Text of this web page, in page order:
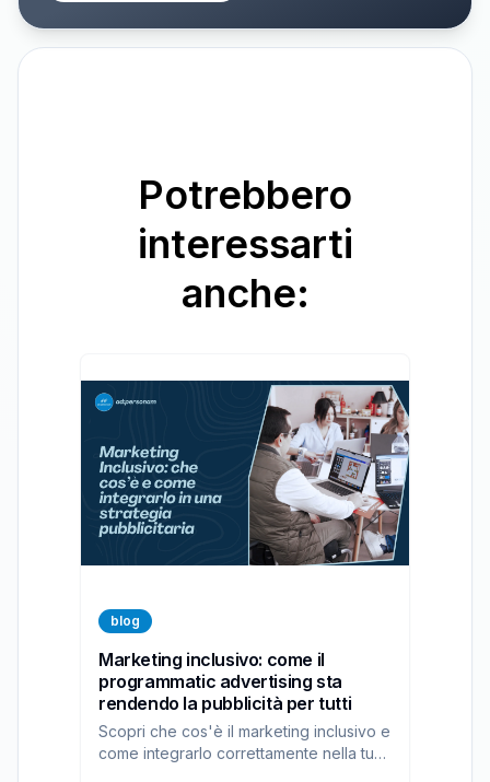
Potrebbero
interessarti
anche:
blog
Marketing inclusivo: come il
programmatic advertising sta
rendendo la pubblicità per tutti
Scopri che cos'è il marketing inclusivo e
come integrarlo correttamente nella tua